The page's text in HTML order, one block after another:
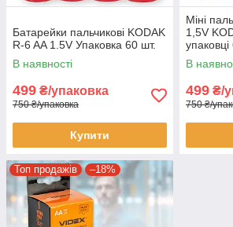
Батарейки пальчикові KODAK
R-6 AA 1.5V Упаковка 60 шт.
В наявності
499 ₴/упаковка
750 ₴/упаковка
Купити
Міні
1,5V
В
499 ₴/
750 ₴/
Топ продажів –18%